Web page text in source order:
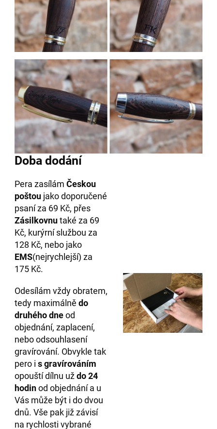
Doba dodání
Pera zasílám Českou
poštou jako doporučené
psaní za 69 Kč, přes
Zásilkovnutaké za 69
Kč, kurýrní službou za
128 Kč, nebo jako
EMS(nejrychlejší) za
175 Kč.
Odesílám vždy obratem,
tedy maximálně do
druhéhodneod
objednání, zaplacení,
nebo odsouhlasení
gravírování. Obvykle tak
pero i s gravírováním
opouští dílnu uždo 24
hodinod objednání a u
Vás může být i do dvou
dnů. Vše pak již závisí
na rychlosti vybrané